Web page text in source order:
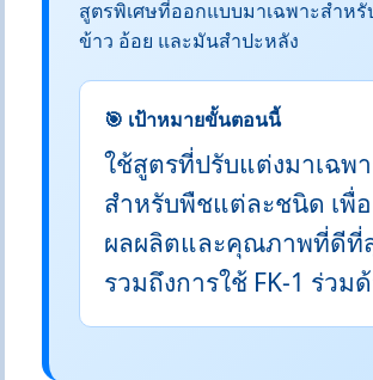
สูตรพิเศษที่ออกแบบมาเฉพาะสำหรั
ข้าว อ้อย และมันสำปะหลัง
🎯 เป้าหมายขั้นตอนนี้
ใช้สูตรที่ปรับแต่งมาเฉพ
สำหรับพืชแต่ละชนิด เพื่อ
ผลผลิตและคุณภาพที่ดีที่
รวมถึงการใช้ FK-1 ร่วม